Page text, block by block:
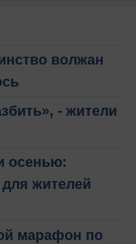
волжан
- жители
осенью:
жителей
марафон по